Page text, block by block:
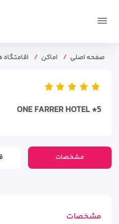
صفحه اصلی اماکن اقامتگاه
ONE FARRER HOTEL *5
مشخصات
مشخصات